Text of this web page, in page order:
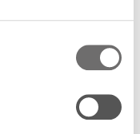
e lo
trasversali e